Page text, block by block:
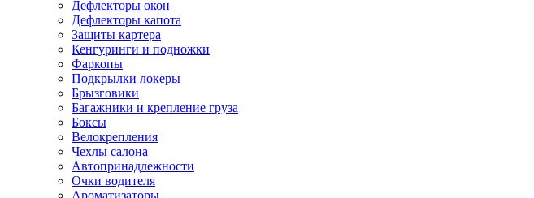
Дефлекторы окон
Дефлекторы капота
Защиты картера
Кенгуринги и подножки
Фаркопы
Подкрылки локеры
Брызговики
Багажники и крепление груза
Боксы
Велокрепления
Чехлы салона
Автопринадлежности
Очки водителя
Ароматизаторы